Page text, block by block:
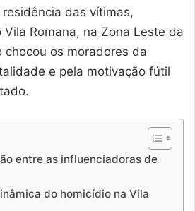
das vítimas,
Romana, na Zona Leste da
chocou os moradores da
e pela motivação fútil
entre as influenciadoras de
do homicídio na Vila